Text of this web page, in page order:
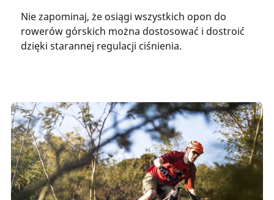
Nie zapominaj, że osiągi wszystkich opon do
rowerów górskich można dostosować i dostroić
dzięki starannej regulacji ciśnienia.